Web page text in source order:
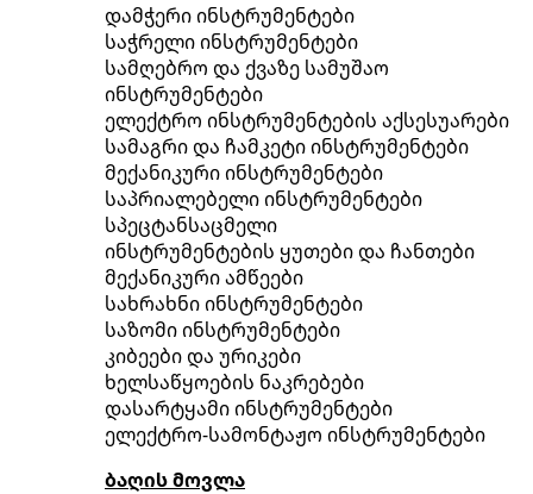
დამჭერი ინსტრუმენტები
საჭრელი ინსტრუმენტები
სამღებრო და ქვაზე სამუშაო
ინსტრუმენტები
ელექტრო ინსტრუმენტების აქსესუარები
სამაგრი და ჩამკეტი ინსტრუმენტები
მექანიკური ინსტრუმენტები
საპრიალებელი ინსტრუმენტები
სპეცტანსაცმელი
ინსტრუმენტების ყუთები და ჩანთები
მექანიკური ამწეები
სახრახნი ინსტრუმენტები
საზომი ინსტრუმენტები
კიბეები და ურიკები
ხელსაწყოების ნაკრებები
დასარტყამი ინსტრუმენტები
ელექტრო-სამონტაჟო ინსტრუმენტები
ბაღის მოვლა